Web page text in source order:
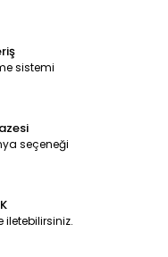
sistemi
seçeneği
iletebilirsiniz.